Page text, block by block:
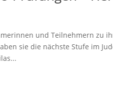
und Teilnehmern zu
sie die nächste Stufe im